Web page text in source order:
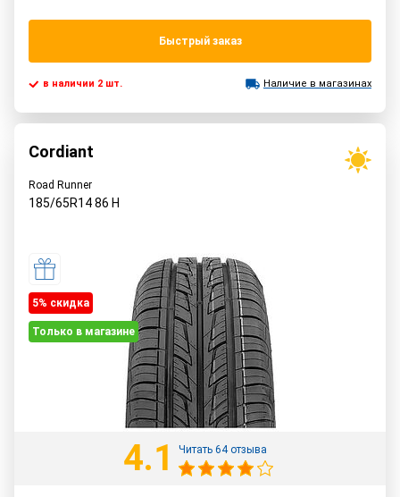
Быстрый заказ
в наличии 2 шт. Наличие в магазинах
Cordiant
Road Runner
185/65R1486 H
5% cкидка
Только в магазине
4.1 Читать 64 отзыва